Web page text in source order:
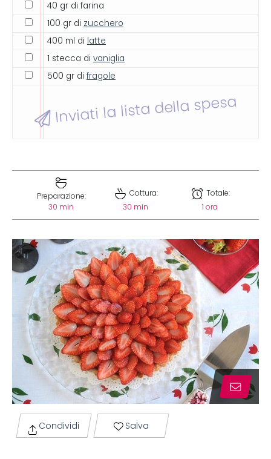
40 gr di farina
100 gr di zucchero
400 ml di latte
1 stecca di vaniglia
500 gr di fragole
Inviati la lista della spesa
Preparazione:
30 min
Cottura:
30 min
Totale:
1 ora
Condividi Salva